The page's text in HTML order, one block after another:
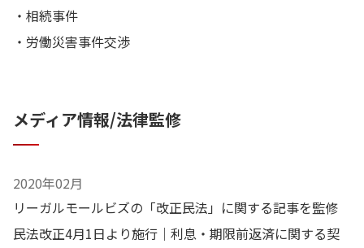
・相続事件
・労働災害事件交渉
メディア情報/法律監修
2020年02月
リーガルモールビズの「改正民法」に関する記事を監修
民法改正4月1日より施行｜利息・期限前返済に関する契